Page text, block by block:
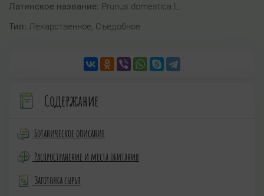
Латинское название: Prunus domestica L.
Тип: Лекарственное, Съедобное
Содержание
Ботаническое описание
Распространение и места обитания
Заготовка сырья